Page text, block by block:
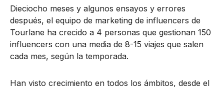
Dieciocho meses y algunos ensayos y errores
después, el equipo de marketing de influencers de
Tourlane ha crecido a 4 personas que gestionan 150
influencers con una media de 8-15 viajes que salen
cada mes, según la temporada.
Han visto crecimiento en todos los ámbitos, desde el